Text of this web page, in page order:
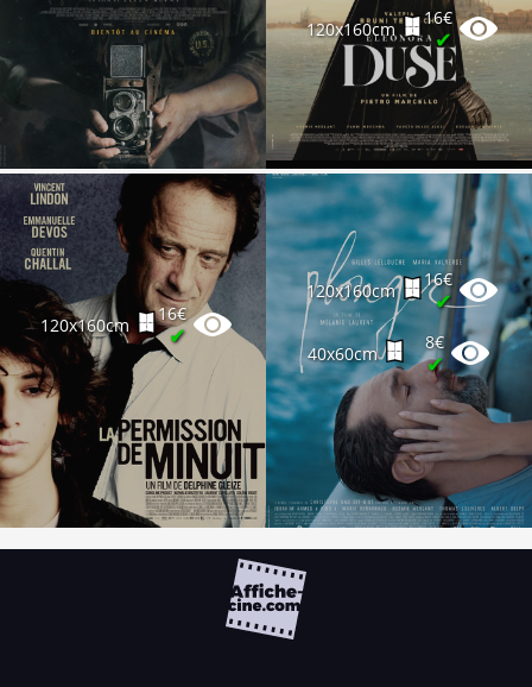
120x160cm
16€
✔
120x160cm
16€
✔
120x160cm
16€
✔
40x60cm
8€
✔